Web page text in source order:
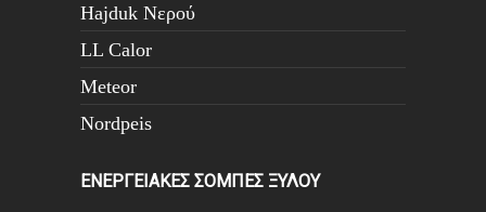
Hajduk Νερού
LL Calor
Meteor
Nordpeis
ΕΝΕΡΓΕΙΑΚΕΣ ΣΟΜΠΕΣ ΞΥΛΟΥ